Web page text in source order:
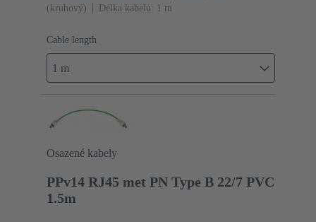
(kruhový)
Délka kabelu: 1 m
Cable length
1 m
Osazené kabely
PPv14 RJ45 met PN Type B 22/7 PVC
1.5m